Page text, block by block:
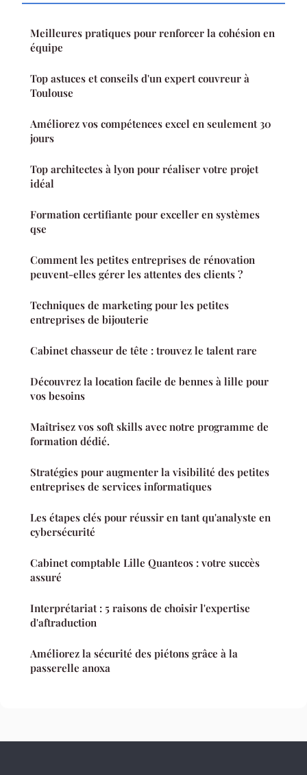
Meilleures pratiques pour renforcer la cohésion en
équipe
Top astuces et conseils d'un expert couvreur à
Toulouse
Améliorez vos compétences excel en seulement 30
jours
Top architectes à lyon pour réaliser votre projet
idéal
Formation certifiante pour exceller en systèmes
qse
Comment les petites entreprises de rénovation
peuvent-elles gérer les attentes des clients ?
Techniques de marketing pour les petites
entreprises de bijouterie
Cabinet chasseur de tête : trouvez le talent rare
Découvrez la location facile de bennes à lille pour
vos besoins
Maîtrisez vos soft skills avec notre programme de
formation dédié.
Stratégies pour augmenter la visibilité des petites
entreprises de services informatiques
Les étapes clés pour réussir en tant qu'analyste en
cybersécurité
Cabinet comptable Lille Quanteos : votre succès
assuré
Interprétariat : 5 raisons de choisir l'expertise
d'aftraduction
Améliorez la sécurité des piétons grâce à la
passerelle anoxa